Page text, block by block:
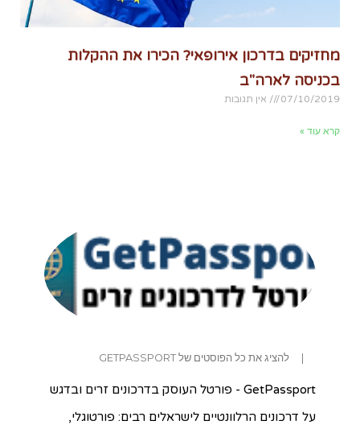
מחזיקים בדרכון אירופאי? הכירו את ההקלות
בכניסה לארה"ב
07/10/2019 אין תגובות
קרא עוד »
להציג את כל הפוסטים של GETPASSPORT
GetPassport - פורטל העוסק בדרכונים זרים ובדגש
על דרכונים הרלוונטיים לישראלים רבים: פורטוגלי,